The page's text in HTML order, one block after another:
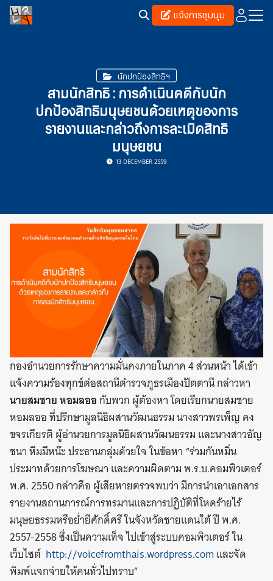
Skip
แจ้งการชุมนุม
นักปกป้องสิทธิฯ
สามนักสิทธิ : การดำเนินคดีกับนัก
ปกป้องสิทธิมนุษยชนด้วยเหตุของการ
รายงานและกล่าวถึงการละเมิดสิทธิ
มนุษยชน
13 DECEMBER 2559
กองอำนวยการรักษาความมั่นคงภายในภาค 4 ส่วนหน้า ได้เข้า
แจ้งความร้องทุกข์ต่อสถานีตำรวจภูธรเมืองปัตตานี กล่าวหา
นายสมชาย หอมลออกับพวก ผู้ต้องหา โดยเรียกนายสมชาย
หอมลออ ที่ปรึกษามูลนิธิผสานวัฒนธรรม นางสาวพรเพ็ญ คง
ขจรเกียรติ ผู้อำนวยการมูลนิธิผสานวัฒนธรรม และนางสาวอัญ
ชนา หีมมีหน๊ะ ประธานกลุ่มด้วยใจ ในข้อหา “ร่วมกันหมิ่น
ประมาทด้วยการโฆษณา และความผิดตาม พ.ร.บ.คอมพิวเตอร์
พ.ศ. 2550 กล่าวคือ ผู้เสียหายตรวจพบว่า มีการนำเอาเอกสาร
รายงานสถานการณ์การทรมานและการปฏิบัติที่โหดร้ายไร้
มนุษยธรรมหรือย่ำยีศักดิ์ศรี ในจังหวัดชายแดนใต้ ปี พ.ศ.
2557-2558 ซึ่งเป็นความเท็จ ไปเข้าสู่ระบบคอมพิวเตอร์ ใน
เว็บไซต์ http://voicefromthais.wordpress.com และจัด
พิมพ์แจกจ่ายให้คนทั่วไปทราบ”